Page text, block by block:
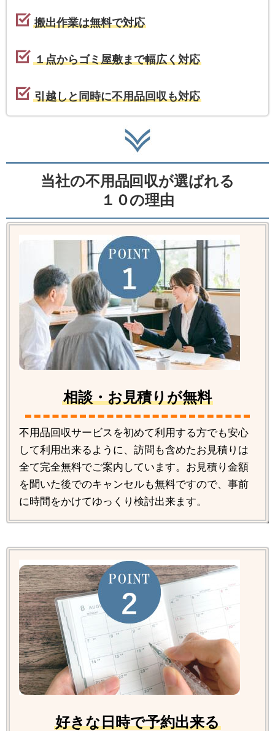
搬出作業は無料で対応
１点からゴミ屋敷まで幅広く対応
引越しと同時に不用品回収も対応
当社の不用品回収が選ばれる
１０の理由
相談・お見積りが無料
不用品回収サービスを初めて利用する方でも安心
して利用出来るように、訪問も含めたお見積りは
全て完全無料でご案内しています。お見積り金額
を聞いた後でのキャンセルも無料ですので、事前
に時間をかけてゆっくり検討出来ます。
好きな日時で予約出来る